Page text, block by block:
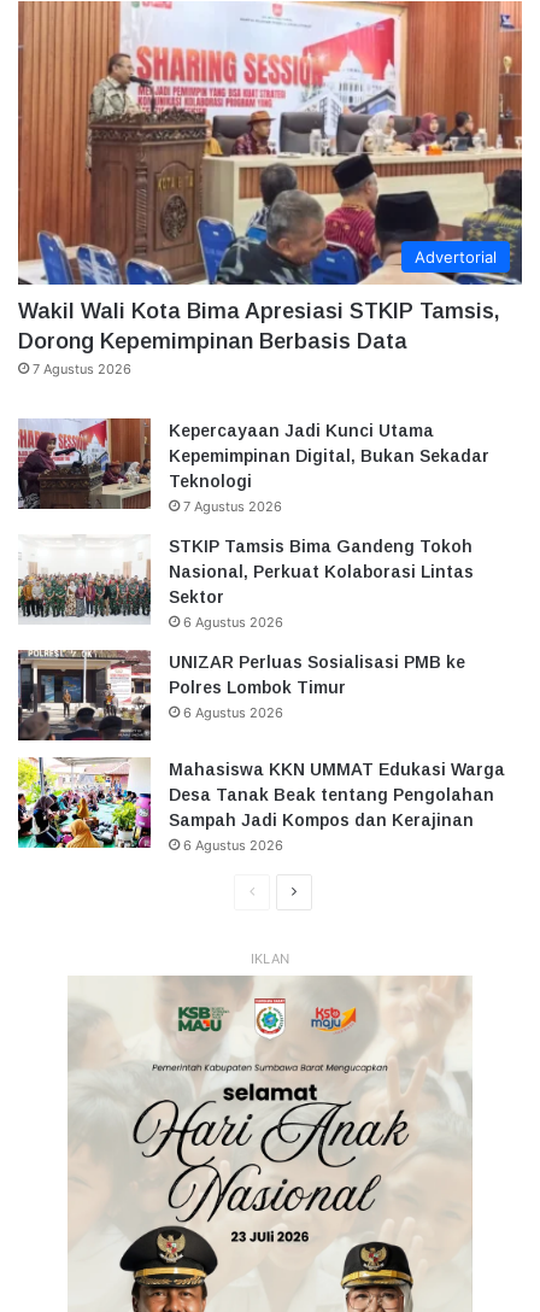
Advertorial
Wakil Wali Kota Bima Apresiasi STKIP Tamsis,
Dorong Kepemimpinan Berbasis Data
7 Agustus 2026
Kepercayaan Jadi Kunci Utama
Kepemimpinan Digital, Bukan Sekadar
Teknologi
7 Agustus 2026
STKIP Tamsis Bima Gandeng Tokoh
Nasional, Perkuat Kolaborasi Lintas
Sektor
6 Agustus 2026
UNIZAR Perluas Sosialisasi PMB ke
Polres Lombok Timur
6 Agustus 2026
Mahasiswa KKN UMMAT Edukasi Warga
Desa Tanak Beak tentang Pengolahan
Sampah Jadi Kompos dan Kerajinan
6 Agustus 2026
HalamanHalaman
IKLAN